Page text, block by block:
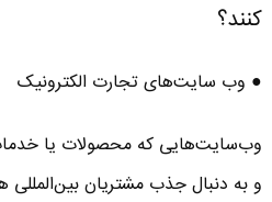
کنند؟
● وب‌ سایت‌های تجارت الکترونیک
وب‌سایت‌هایی که محصولات یا
و به دنبال جذب مشتریان بین‌المللی